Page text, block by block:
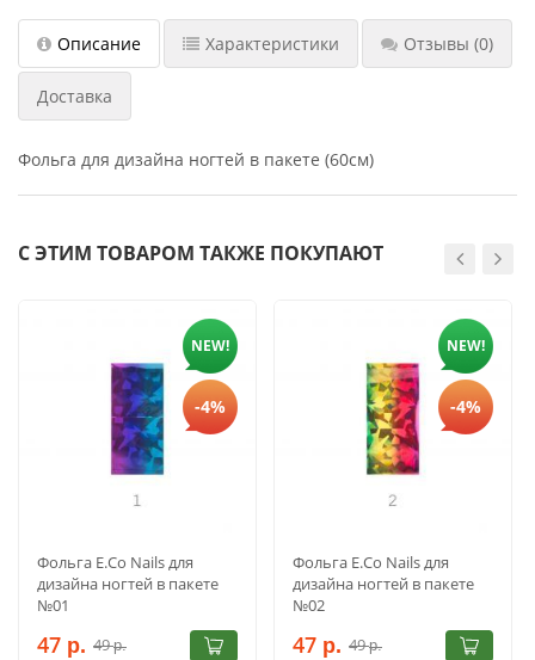
Описание Характеристики Отзывы (0)
Доставка
Фольга для дизайна ногтей в пакете (60см)
С ЭТИМ ТОВАРОМ ТАКЖЕ ПОКУПАЮТ
NEW!
-4%
Фольга E.Co Nails для
дизайна ногтей в пакете
№01
47 р. 49р.
NEW!
-4%
Фольга E.Co Nails для
дизайна ногтей в пакете
№02
47 р. 49р.